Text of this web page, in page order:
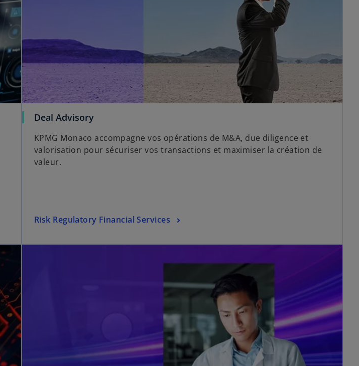
Deal Advisory
KPMG Monaco accompagne vos opérations de M&A, due diligence et
valorisation pour sécuriser vos transactions et maximiser la création de
valeur.
Risk Regulatory Financial Services